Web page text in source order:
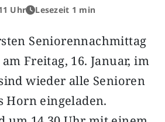
Uhr Lesezeit 1 min
Seniorennachmittag
Freitag, 16. Januar, im
wieder alle Senioren
Horn eingeladen.